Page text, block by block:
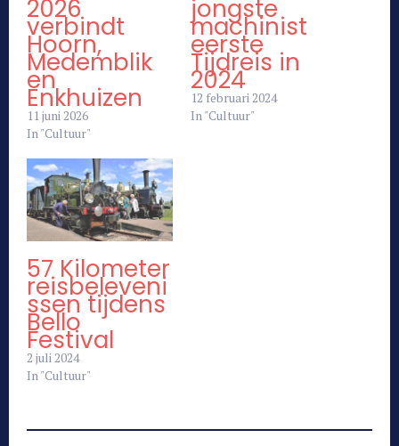
2026
verbindt
Hoorn,
Medemblik
en
Enkhuizen
11 juni 2026
In "Cultuur"
jongste
machinist
eerste
Tijdreis in
2024
12 februari 2024
In "Cultuur"
57 Kilometer
reisbeleveni
ssen tijdens
Bello
Festival
2 juli 2024
In "Cultuur"